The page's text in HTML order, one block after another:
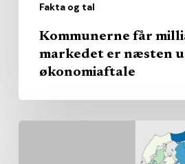
Fakta og tal
økonomiaftale
Kommunerne får
markedet er næsten
økonomiaftale